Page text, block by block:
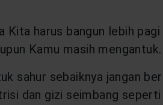
Kita harus bangun lebih
Kamu masih
sahur sebaiknya jangan
dan gizi seimbang